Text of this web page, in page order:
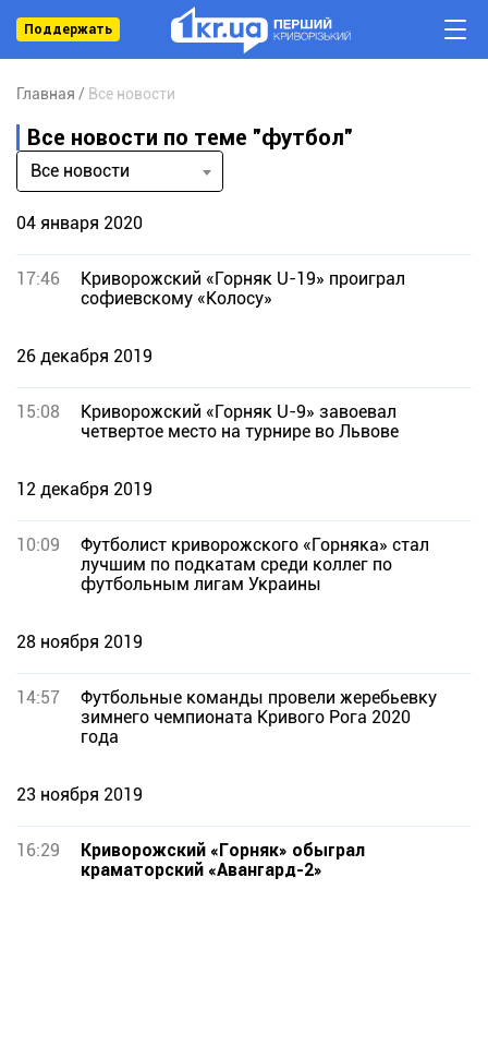
Поддержать
Главная Все новости
Все новости по теме "футбол"
Все новости
04 января 2020
17:46
Криворожский «Горняк U-19» проиграл
софиевскому «Колосу»
26 декабря 2019
15:08
Криворожский «Горняк U-9» завоевал
четвертое место на турнире во Львове
12 декабря 2019
10:09
Футболист криворожского «Горняка» стал
лучшим по подкатам среди коллег по
футбольным лигам Украины
28 ноября 2019
14:57
Футбольные команды провели жеребьевку
зимнего чемпионата Кривого Рога 2020
года
23 ноября 2019
16:29
Криворожский «Горняк» обыграл
краматорский «Авангард-2»